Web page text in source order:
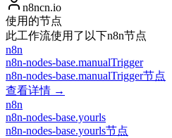
n8ncn.io
使用的节点
此工作流使用了以下n8n节点
n8n
n8n-nodes-base.manualTrigger
n8n-nodes-base.manualTrigger节点
查看详情 →
n8n
n8n-nodes-base.yourls
n8n-nodes-base.yourls节点